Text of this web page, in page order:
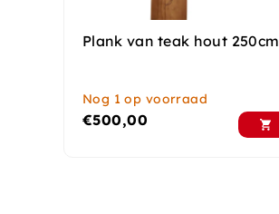
Plank van teak hout 250cm
Nog 1 op voorraad
€500,00